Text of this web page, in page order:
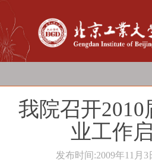
我院召开
业工作
发布时间:2009年11月3